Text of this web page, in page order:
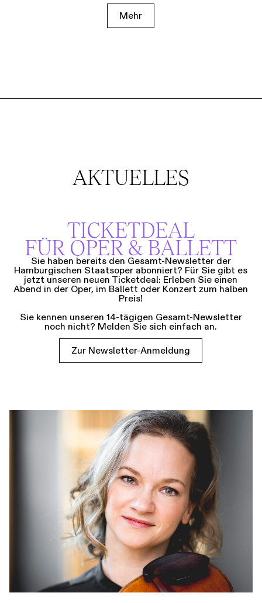
Mehr
AKTUELLES
TICKETDEAL
FÜR OPER & BALLETT
Sie haben bereits den Gesamt-Newsletter der
Hamburgischen Staatsoper abonniert? Für Sie gibt es
jetzt unseren neuen Ticketdeal: Erleben Sie einen
Abend in der Oper, im Ballett oder Konzert zum halben
Preis!
Sie kennen unseren 14-tägigen Gesamt-Newsletter
noch nicht? Melden Sie sich einfach an.
Zur Newsletter-Anmeldung